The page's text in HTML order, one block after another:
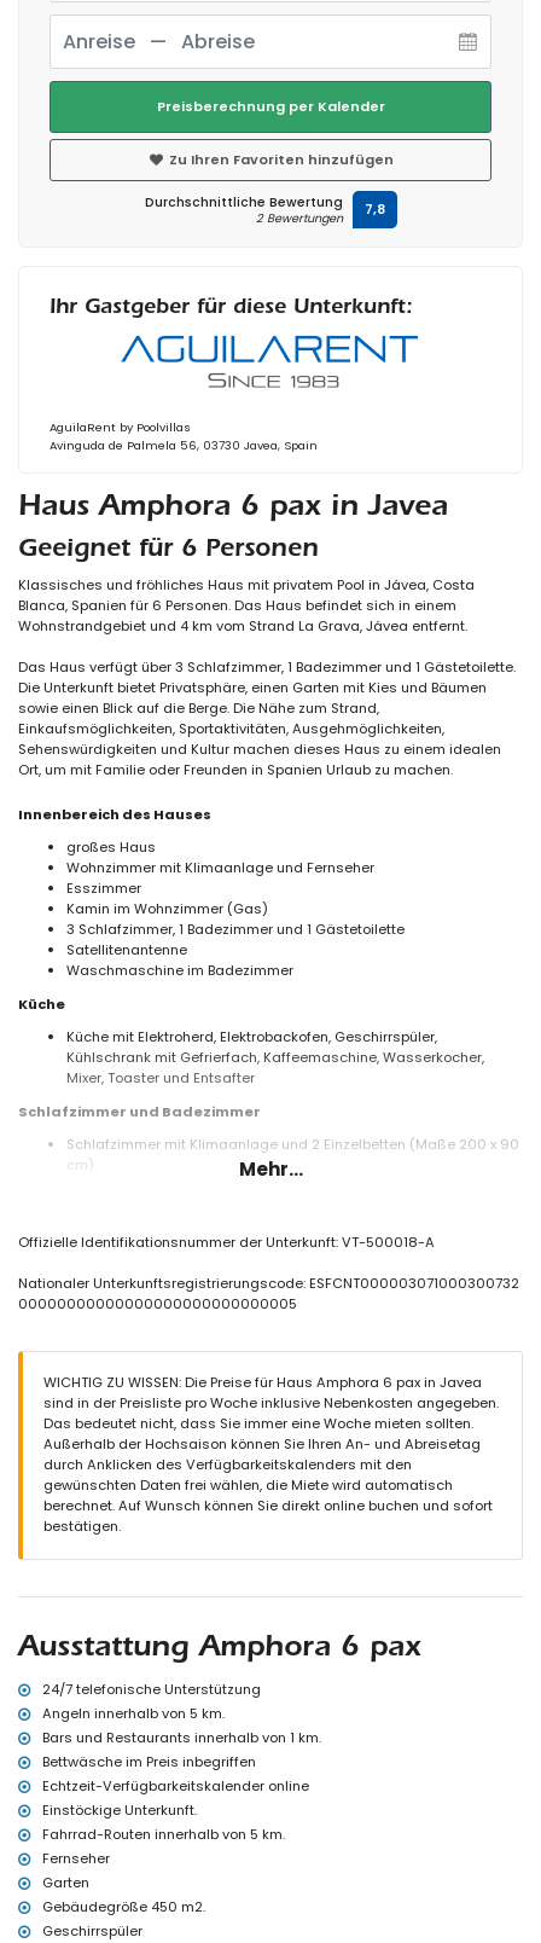
Haus Amphora 6 pax in Javea
Geeignet für 6 Personen
Klassisches und fröhliches Haus mit privatem Pool in Jávea, Costa
Blanca, Spanien für 6 Personen. Das Haus befindet sich in einem
Wohnstrandgebiet und 4 km vom Strand La Grava, Jávea entfernt.
Das Haus verfügt über 3 Schlafzimmer, 1 Badezimmer und 1 Gästetoilette.
Die Unterkunft bietet Privatsphäre, einen Garten mit Kies und Bäumen
sowie einen Blick auf die Berge. Die Nähe zum Strand,
Einkaufsmöglichkeiten, Sportaktivitäten, Ausgehmöglichkeiten,
Sehenswürdigkeiten und Kultur machen dieses Haus zu einem idealen
Ort, um mit Familie oder Freunden in Spanien Urlaub zu machen.
Innenbereich des Hauses
großes Haus
Wohnzimmer mit Klimaanlage und Fernseher
Esszimmer
Kamin im Wohnzimmer (Gas)
3 Schlafzimmer, 1 Badezimmer und 1 Gästetoilette
Satellitenantenne
Waschmaschine im Badezimmer
Küche
Küche mit Elektroherd, Elektrobackofen, Geschirrspüler,
Kühlschrank mit Gefrierfach, Kaffeemaschine, Wasserkocher,
Mixer, Toaster und Entsafter
Schlafzimmer und Badezimmer
Schlafzimmer mit Klimaanlage und 2 Einzelbetten (Maße 200 x 90
cm)
großes und umzäuntes Grundstück
privater Pool (10 m x 4 m, Tiefe 1,8 m)
2 überdachte Terrassen
Grill
Sitzbereich im Freien und Essbereich im Freien
3 private Parkplätze
Weitere Informationen
nächster Ort: Jávea (innerhalb von 3 Kilometern vom Haus)
nächstes Flussufer oder Küste: Mittelmeer, Jávea (innerhalb von 4
Kilometern vom Haus)
Haus)
Haus)
nächster Flughafen: Alicante (innerhalb von 100 Kilometern vom
Haus)
zweiter nächster Flughafen: Valencia (mehr als 100 Kilometer)
Haustiere sind nicht erlaubt
Einrichtungen und Dienstleistungen, die im Mietpreis des Hauses
enthalten sind
Bügeleisen und Bügelbrett
Bettwäsche und Handtücher
Rezeptionsservice und 24-Stunden-Notdienst
Heizung und Klimaanlage
Einrichtungen und Dienstleistungen gegen Aufpreis
Mehr...
Offizielle Identifikationsnummer der Unterkunft: VT-500018-A
Nationaler Unterkunftsregistrierungscode: ESFCNT000003071000300732
00000000000000000000000000005
WICHTIG ZU WISSEN: Die Preise für Haus Amphora 6 pax in Javea
sind in der Preisliste pro Woche inklusive Nebenkosten angegeben.
Das bedeutet nicht, dass Sie immer eine Woche mieten sollten.
Außerhalb der Hochsaison können Sie Ihren An- und Abreisetag
durch Anklicken des Verfügbarkeitskalenders mit den
gewünschten Daten frei wählen, die Miete wird automatisch
berechnet. Auf Wunsch können Sie direkt online buchen und sofort
bestätigen.
Ausstattung Amphora 6 pax
24/7 telefonische Unterstützung
Angeln innerhalb von 5 km.
Bars und Restaurants innerhalb von 1 km.
Bettwäsche im Preis inbegriffen
Echtzeit-Verfügbarkeitskalender online
Einstöckige Unterkunft.
Fahrrad-Routen innerhalb von 5 km.
Fernseher
Garten
Gebäudegröße 450 m2.
Geschirrspüler
Preisberechnung per Kalender
Zu Ihren Favoriten hinzufügen
Durchschnittliche Bewertung
2 Bewertungen 7,8
Ihr Gastgeber für diese Unterkunft:
AguilaRent by Poolvillas
Avinguda de Palmela 56, 03730 Javea, Spain